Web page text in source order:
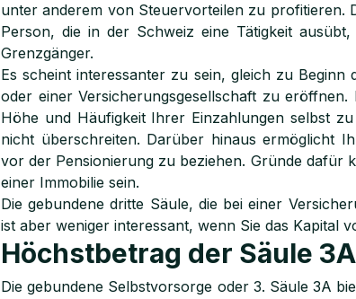
unter anderem von Steuervorteilen zu profitieren.
Person, die in der Schweiz eine Tätigkeit
Grenzgänger.
Es scheint interessanter zu sein, gleich zu
oder einer Versicherungsgesellschaft zu
Höhe und Häufigkeit Ihrer Einzahlungen selbst
nicht überschreiten. Darüber hinaus ermöglicht
vor der Pensionierung zu beziehen. Gründe dafür
einer Immobilie sein.
Die gebundene dritte Säule, die bei einer
ist aber weniger interessant, wenn Sie das Kapital
Höchstbetrag der Säule
Die gebundene Selbstvorsorge oder 3. Säule 3A